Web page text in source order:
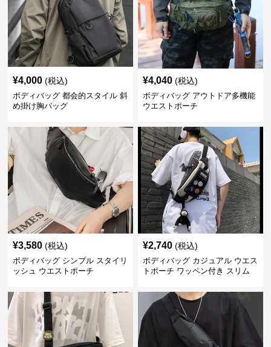
¥4,000 (税込)
ボディバッグ 都会的スタイル 斜
め掛け胸バッグ
¥4,040 (税込)
ボディバッグ アウトドア多機能
ウエストポーチ
¥3,580 (税込)
ボディバッグ シンプル スタイリ
ッシュ ウエストポーチ
¥2,740 (税込)
ボディバッグ カジュアル ウエス
トポーチ ワッペン付き スリム